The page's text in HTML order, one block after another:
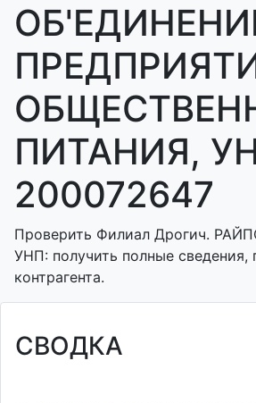
ПИТАНИЯ,
200072647
Проверить Филиал Дрогич.
УНП: получить полные сведения,
контрагента.
СВОДКА